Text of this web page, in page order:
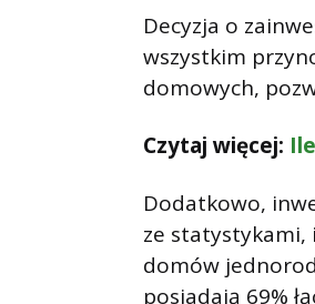
Decyzja o
wszystkim
domowych,
Czytaj więcej:
Dodatkowo,
ze statystykami,
domów
posiadają 69%